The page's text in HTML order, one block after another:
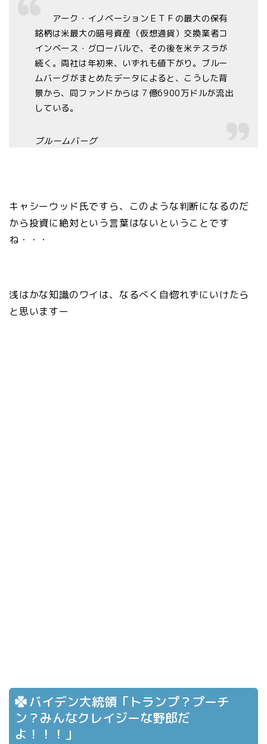
アーク・イノベーションＥＴＦの最大の保有
銘柄は米最大の暗号資産（仮想通貨）交換業者コ
インベース・グローバルで、その後を米テスラが
続く。両社は年初来、いずれも値下がり。ブルー
ムバーグがまとめたデータによると、こうした背
景から、同ファンドからは７億6900万ドルが流出
している。
ブルームバーグ
キャシーウッド氏ですら、このような判断になるのだ
から投資に絶対という言葉はないということです
ね・・・
浅はかな知識のワイは、なるべく自惚れずにいけたら
と思いますー
バイデン大統領「トランプ？プーチ
ン？みんなクレイジーな野郎だ
よ！！！」